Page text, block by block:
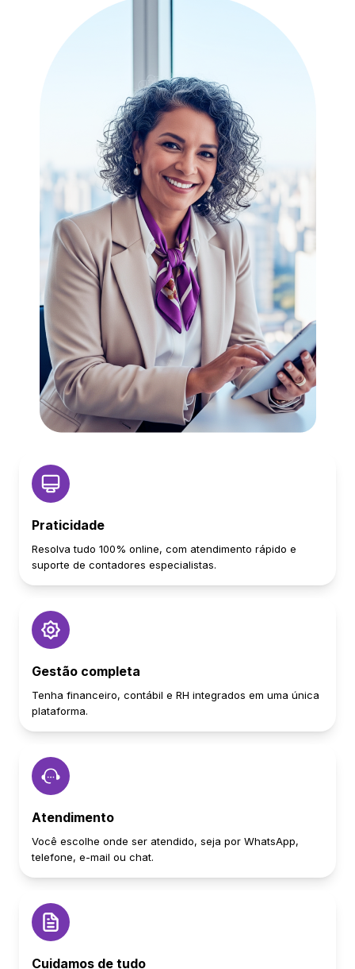
Praticidade
Resolva tudo 100% online, com atendimento rápido e
suporte de contadores especialistas.
Gestão completa
Tenha financeiro, contábil e RH integrados em uma única
plataforma.
Atendimento
Você escolhe onde ser atendido, seja por WhatsApp,
telefone, e-mail ou chat.
Cuidamos de tudo